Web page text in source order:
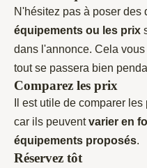
N'hésitez pas à poser des
équipements ou les prix
dans l'annonce. Cela
tout se passera bien
Comparez les prix
Il est utile de comparer
car ils peuventvarier en
équipements proposés.
Réservez tôt